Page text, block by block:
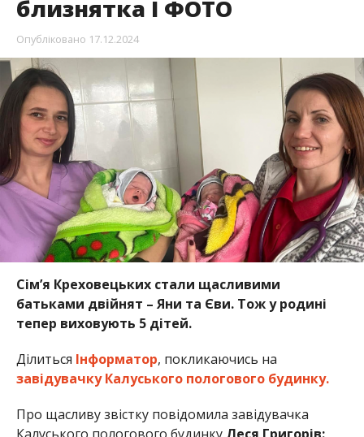
близнятка І ФОТО
Опубліковано 17.12.2024
Сім’я Креховецьких стали щасливими
батьками двійнят – Яни та Єви. Тож у родині
тепер виховують 5 дітей.
Ділиться Інформатор, покликаючись на
завідувачку Калуського пологового будинку.
Про щасливу звістку повідомила завідувачка